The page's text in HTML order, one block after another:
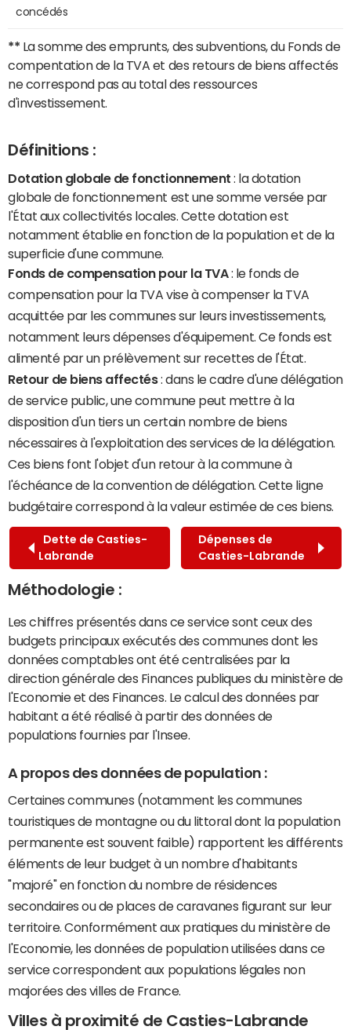
concédés
** La somme des emprunts, des subventions, du Fonds de
compentation de la TVA et des retours de biens affectés
ne correspond pas au total des ressources
d'investissement.
Définitions :
Dotation globale de fonctionnement : la dotation
globale de fonctionnement est une somme versée par
l'État aux collectivités locales. Cette dotation est
notamment établie en fonction de la population et de la
superficie d'une commune.
Fonds de compensation pour la TVA: le fonds de
compensation pour la TVA vise à compenser la TVA
acquittée par les communes sur leurs investissements,
notamment leurs dépenses d'équipement. Ce fonds est
alimenté par un prélèvement sur recettes de l'État.
Retour de biens affectés: dans le cadre d'une délégation
de service public, une commune peut mettre à la
disposition d'un tiers un certain nombre de biens
nécessaires à l'exploitation des services de la délégation.
Ces biens font l'objet d'un retour à la commune à
l'échéance de la convention de délégation. Cette ligne
budgétaire correspond à la valeur estimée de ces biens.
Dette de Casties-
Labrande
Dépenses de
Casties-Labrande
Méthodologie :
Les chiffres présentés dans ce service sont ceux des
budgets principaux exécutés des communes dont les
données comptables ont été centralisées par la
direction générale des Finances publiques du ministère de
l'Economie et des Finances. Le calcul des données par
habitant a été réalisé à partir des données de
populations fournies par l'Insee.
A propos des données de population :
Certaines communes (notamment les communes
touristiques de montagne ou du littoral dont la population
permanente est souvent faible) rapportent les différents
éléments de leur budget à un nombre d'habitants
"majoré" en fonction du nombre de résidences
secondaires ou de places de caravanes figurant sur leur
territoire. Conformément aux pratiques du ministère de
l'Economie, les données de population utilisées dans ce
service correspondent aux populations légales non
majorées des villes de France.
Villes à proximité de Casties-Labrande